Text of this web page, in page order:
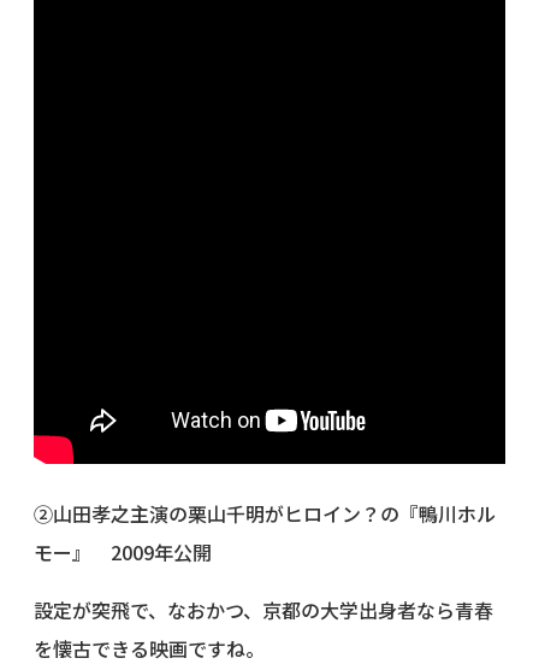
②山田孝之主演の栗山千明がヒロイン？の『鴨川ホル
モー』 2009年公開
設定が突飛で、なおかつ、京都の大学出身者なら青春
を懐古できる映画ですね。